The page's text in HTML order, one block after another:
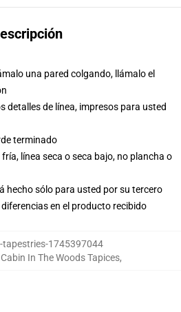
una pared colgando, llámalo el
detalles de línea, impresos para usted
terminado
línea seca o seca bajo, no plancha o
hecho sólo para usted por su tercero
en el producto recibido
tapestries-1745397044
In The Woods Tapices,